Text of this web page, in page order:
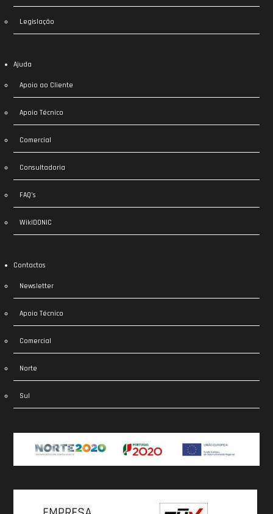
Legislação
Ajuda
Apoio ao Cliente
Apoio Técnico
Comercial
Consultadoria
FAQ’s
WikIDONIC
Contactos
Newsletter
Apoio Técnico
Comercial
Norte
Sul